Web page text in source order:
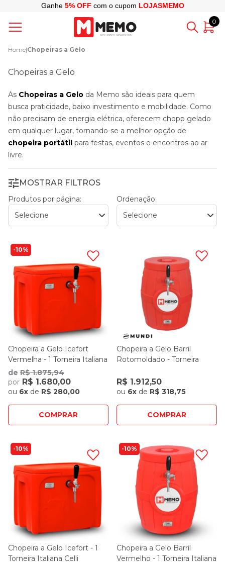
Ganhe 5% OFF com o cupom LOJASMEMO
0
Home|Chopeiras a Gelo
Chopeiras a Gelo
As Chopeiras a Gelo da Memo são ideais para quem
busca praticidade, baixo investimento e mobilidade. Como
não precisam de energia elétrica, oferecem chopp gelado
em qualquer lugar, tornando-se a melhor opção de
chopeira portátil para festas, eventos e encontros ao ar
livre.
MOSTRAR FILTROS
Produtos por página: Ordenação:
10%
Chopeira a Gelo Icefort
Vermelha - 1 Torneira Italiana
Mundi
de R$ 1.875,94
por R$ 1.680,00
ou 6x de R$ 280,00
COMPRAR
Chopeira a Gelo Barril
Rotomoldado - Torneira
R$ 1.912,50
ou 6x de R$ 318,75
COMPRAR
10%
Chopeira a Gelo Icefort - 1
Torneira Italiana Celli
10%
Chopeira a Gelo Barril
Vermelho - 1 Torneira Italiana